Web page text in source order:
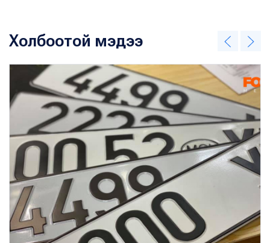
Холбоотой мэдээ